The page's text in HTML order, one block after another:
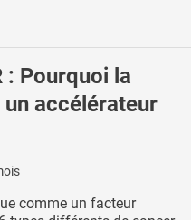
: Pourquoi la
accélérateur
comme un facteur